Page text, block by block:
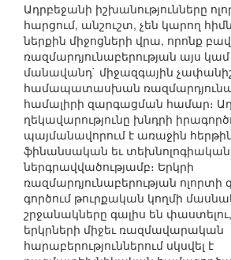
Ադրբեջանի իշխանությունները
հարցում, անշուշտ, չեն կարող
ներքին միջոցների վրա, որոնք
ռազմարդյունաբերության այս կամ
մանավանդ` միջազգային
համապատասխան
համալիրի զարգացման համար։
ղեկավարությունը խնդրի
պայմանավորում է առաջին
ֆինանսական եւ տեխնոլոգիական
ներգրավվածությամբ։ Երկրի
ռազմարդյունաբերության
գործում թուրքական կողմի
շրջանակները գալիս են
երկրների միջեւ ռազմավարական
հարաբերություններում սկսվել է